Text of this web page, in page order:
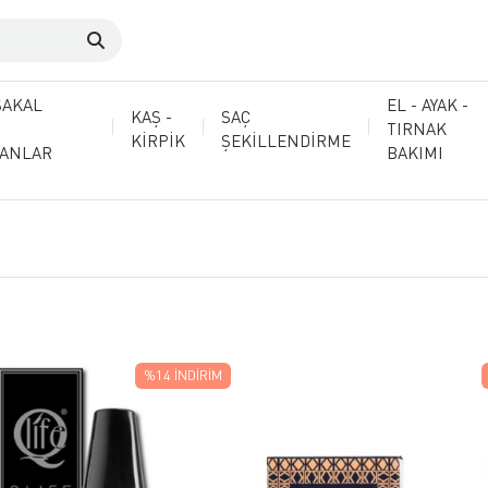
KAŞ -
KİRPİK
SAÇ
ŞEKİLLENDİRME
EL - AYAK -
TIRNAK
BAKIMI
%14 İNDIRIM